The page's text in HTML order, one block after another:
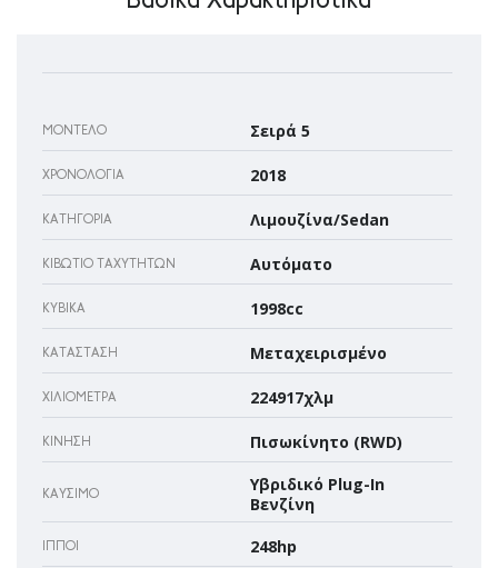
ΜΟΝΤΈΛΟ Σειρά 5
ΧΡΟΝΟΛΟΓΊΑ 2018
ΚΑΤΗΓΟΡΊΑ Λιμουζίνα/Sedan
ΚΙΒΏΤΙΟ ΤΑΧΥΤΉΤΩΝ Αυτόματο
ΚΥΒΙΚΆ 1998cc
ΚΑΤΆΣΤΑΣΗ Μεταχειρισμένο
ΧΙΛΙΌΜΕΤΡΑ 224917χλμ
ΚΊΝΗΣΗ Πισωκίνητο (RWD)
ΚΑΎΣΙΜΟ
Υβριδικό Plug-In
Βενζίνη
ΊΠΠΟΙ 248hp